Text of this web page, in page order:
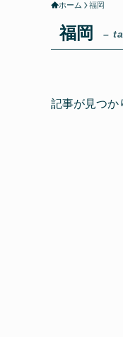
ホーム 福岡
福岡 –
記事が見つか